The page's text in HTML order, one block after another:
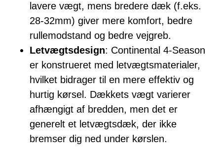
lavere vægt, mens bredere dæk (f.eks.
28-32mm) giver mere komfort, bedre
rullemodstand og bedre vejgreb.
Letvægtsdesign: Continental 4-Season
er konstrueret med letvægtsmaterialer,
hvilket bidrager til en mere effektiv og
hurtig kørsel. Dækkets vægt varierer
afhængigt af bredden, men det er
generelt et letvægtsdæk, der ikke
bremser dig ned under kørslen.